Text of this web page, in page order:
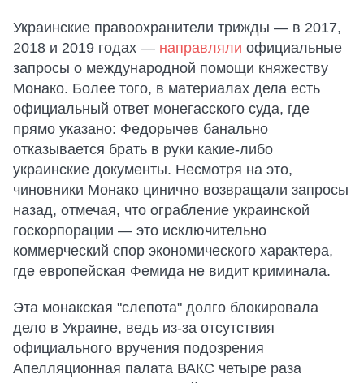
Украинские правоохранители трижды — в 2017,
2018 и 2019 годах — направляли официальные
запросы о международной помощи княжеству
Монако. Более того, в материалах дела есть
официальный ответ монегасского суда, где
прямо указано: Федорычев банально
отказывается брать в руки какие-либо
украинские документы. Несмотря на это,
чиновники Монако цинично возвращали запросы
назад, отмечая, что ограбление украинской
госкорпорации — это исключительно
коммерческий спор экономического характера,
где европейская Фемида не видит криминала.
Эта монакская "слепота" долго блокировала
дело в Украине, ведь из-за отсутствия
официального вручения подозрения
Апелляционная палата ВАКС четыре раза